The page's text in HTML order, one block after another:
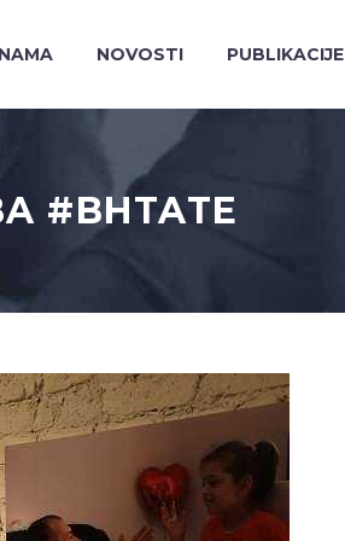
NOVOSTI PUBLIKACIJE
#BHTATE